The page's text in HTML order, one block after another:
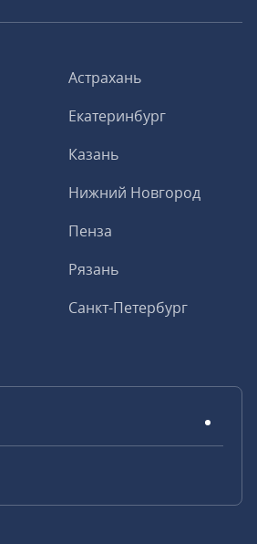
Астрахань
Екатеринбург
Казань
Нижний Новгород
Пенза
Рязань
Санкт-Петербург